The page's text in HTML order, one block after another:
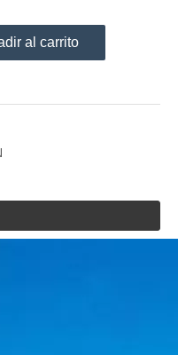
al carrito